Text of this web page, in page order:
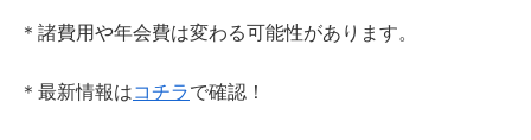
＊諸費用や年会費は変わる可能性があります。
＊最新情報はコチラで確認！